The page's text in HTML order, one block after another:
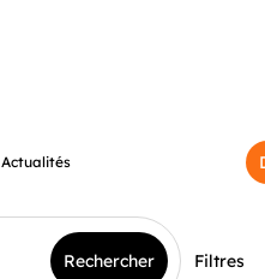
Actualités
Rechercher Filtres